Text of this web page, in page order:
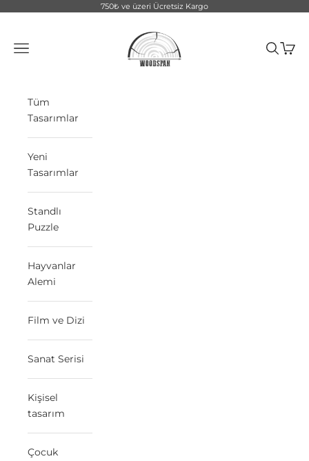
750₺ ve üzeri Ücretsiz Kargo
WoodSpan
Menü
Ara Sepet
Tüm
Tasarımlar
Yeni
Tasarımlar
Standlı
Puzzle
Hayvanlar
Alemi
Film ve Dizi
Sanat Serisi
Kişisel
tasarım
Çocuk